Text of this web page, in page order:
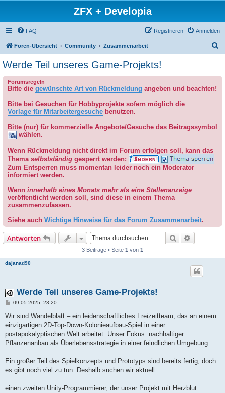
ZFX + Developia
FAQ Anmelden
Registrieren
Foren-Übersicht Community Zusammenarbeit
Werde Teil unseres Game-Projekts!
Forumsregeln
Bitte die gewünschte Art von Rückmeldung angeben und beachten!
Bitte bei Gesuchen für Hobbyprojekte sofern möglich die
Vorlage für Mitarbeitergesuche benutzen.
Bitte (nur) für kommerzielle Angebote/Gesuche das Beitragssymbol
wählen.
Wenn Rückmeldung nicht direkt im Forum erfolgen soll, kann das
Thema selbstständig gesperrt werden:
Zum Entsperren muss momentan leider noch ein Moderator
informiert werden.
Wenn innerhalb eines Monats mehr als eine Stellenanzeige
veröffentlicht werden soll, sind diese in einem Thema
zusammenzufassen.
Siehe auch Wichtige Hinweise für das Forum Zusammenarbeit.
Antworten Suche
3 Beiträge • Seite 1 von 1
dajanad90
Werde Teil unseres Game-Projekts!
B
i
r
a
09.05.2025, 23:20
Wir sind Wandelblatt – ein leidenschaftliches Freizeitteam, das an einem
einzigartigen 2D-Top-Down-Kolonieaufbau-Spiel in einer
postapokalyptischen Welt arbeitet. Unser Fokus: nachhaltiger
Pflanzenanbau als Überlebensstrategie in einer feindlichen Umgebung.
Ein großer Teil des Spielkonzepts und Prototyps sind bereits fertig, doch
es gibt noch viel zu tun. Deshalb suchen wir aktuell:
einen zweiten Unity-Programmierer, der unser Projekt mit Herzblut